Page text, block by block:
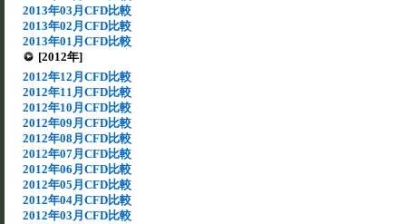
2013年03月CFD比較
2013年02月CFD比較
2013年01月CFD比較
[2012年]
2012年12月CFD比較
2012年11月CFD比較
2012年10月CFD比較
2012年09月CFD比較
2012年08月CFD比較
2012年07月CFD比較
2012年06月CFD比較
2012年05月CFD比較
2012年04月CFD比較
2012年03月CFD比較